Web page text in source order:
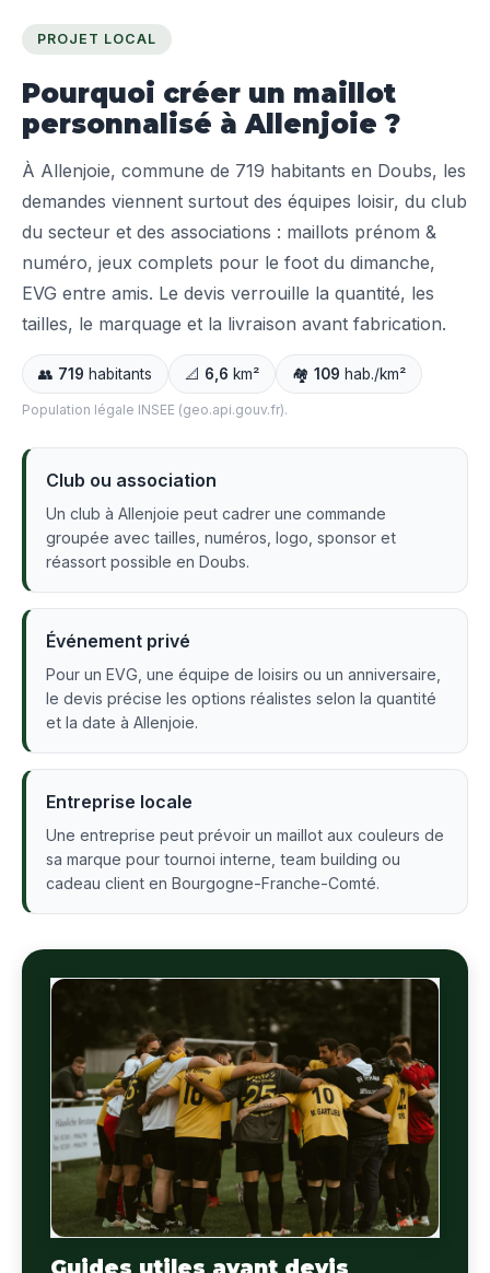
PROJET LOCAL
Pourquoi créer un maillot
personnalisé à Allenjoie ?
À Allenjoie, commune de 719 habitants en Doubs, les
demandes viennent surtout des équipes loisir, du club
du secteur et des associations : maillots prénom &
numéro, jeux complets pour le foot du dimanche,
EVG entre amis. Le devis verrouille la quantité, les
tailles, le marquage et la livraison avant fabrication.
👥 719 habitants 📐 6,6 km² 🏘️ 109 hab./km²
Population légale INSEE (geo.api.gouv.fr).
Club ou association
Un club à Allenjoie peut cadrer une commande
groupée avec tailles, numéros, logo, sponsor et
réassort possible en Doubs.
Événement privé
Pour un EVG, une équipe de loisirs ou un anniversaire,
le devis précise les options réalistes selon la quantité
et la date à Allenjoie.
Entreprise locale
Une entreprise peut prévoir un maillot aux couleurs de
sa marque pour tournoi interne, team building ou
cadeau client en Bourgogne-Franche-Comté.
Guides utiles avant devis